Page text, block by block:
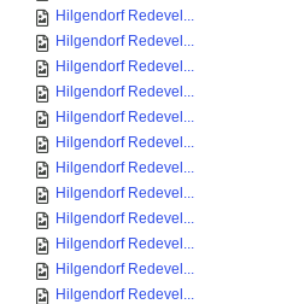
Hilgendorf Redevel...
Hilgendorf Redevel...
Hilgendorf Redevel...
Hilgendorf Redevel...
Hilgendorf Redevel...
Hilgendorf Redevel...
Hilgendorf Redevel...
Hilgendorf Redevel...
Hilgendorf Redevel...
Hilgendorf Redevel...
Hilgendorf Redevel...
Hilgendorf Redevel...